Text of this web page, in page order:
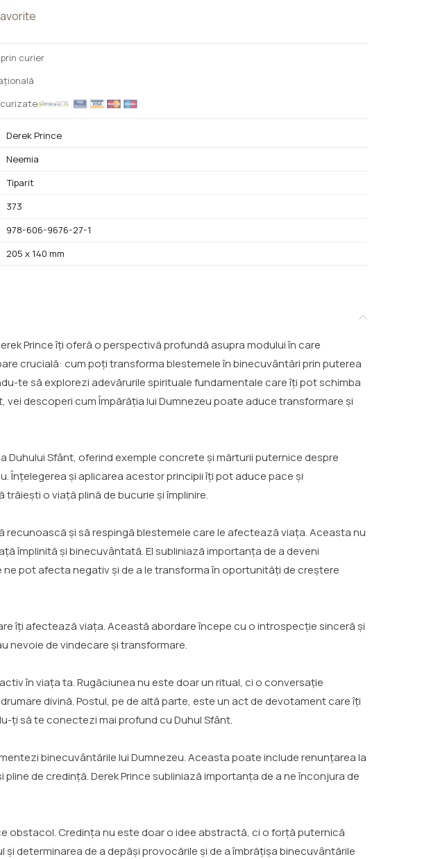
curier
Derek Prince
Neemia
Tiparit
373
978-606-9676-27-1
205 x 140 mm
Prince îți oferă o perspectivă profundă asupra modului în care
crucială: cum poți transforma blestemele în binecuvântări prin puterea
te să explorezi adevărurile spirituale fundamentale care îți pot schimba
vei descoperi cum Împărăția lui Dumnezeu poate aduce transformare și
Sfânt, oferind exemple concrete și mărturii puternice despre
Înțelegerea și aplicarea acestor principii îți pot aduce pace și
o viață plină de bucurie și împlinire.
și să respingă blestemele care le afectează viața. Aceasta nu
împlinită și binecuvântată. El subliniază importanța de a deveni
pot afecta negativ și de a le transforma în oportunități de creștere
îți afectează viața. Această abordare începe cu o introspecție sinceră și
nevoie de vindecare și transformare.
în viața ta. Rugăciunea nu este doar un ritual, ci o conversație
divină. Postul, pe de altă parte, este un act de devotament care îți
ți să te conectezi mai profund cu Duhul Sfânt.
binecuvântările lui Dumnezeu. Aceasta poate include renunțarea la
de credință. Derek Prince subliniază importanța de a ne înconjura de
obstacol. Credința nu este doar o idee abstractă, ci o forță puternică
determinarea de a depăși provocările și de a îmbrățișa binecuvântările